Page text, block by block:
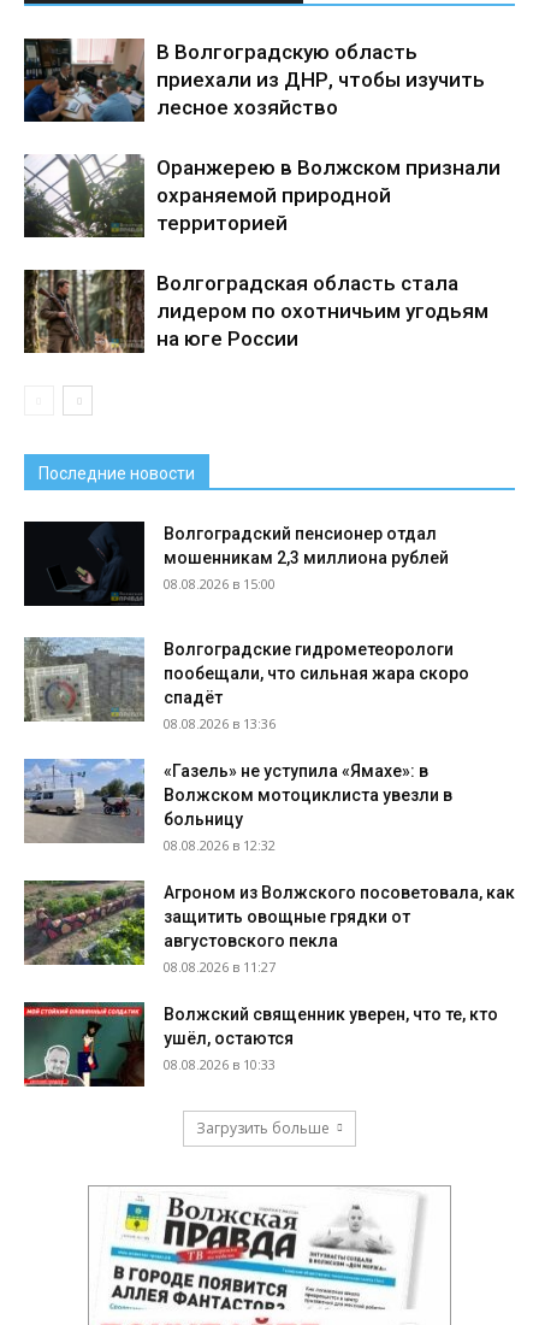
В Волгоградскую область
приехали из ДНР, чтобы изучить
лесное хозяйство
Оранжерею в Волжском признали
охраняемой природной
территорией
Волгоградская область стала
лидером по охотничьим угодьям
на юге России
Последние новости
Волгоградский пенсионер отдал
мошенникам 2,3 миллиона рублей
08.08.2026 в 15:00
Волгоградские гидрометеорологи
пообещали, что сильная жара скоро
спадёт
08.08.2026 в 13:36
«Газель» не уступила «Ямахе»: в
Волжском мотоциклиста увезли в
больницу
08.08.2026 в 12:32
Агроном из Волжского посоветовала, как
защитить овощные грядки от
августовского пекла
08.08.2026 в 11:27
Волжский священник уверен, что те, кто
ушёл, остаются
08.08.2026 в 10:33
Загрузить больше